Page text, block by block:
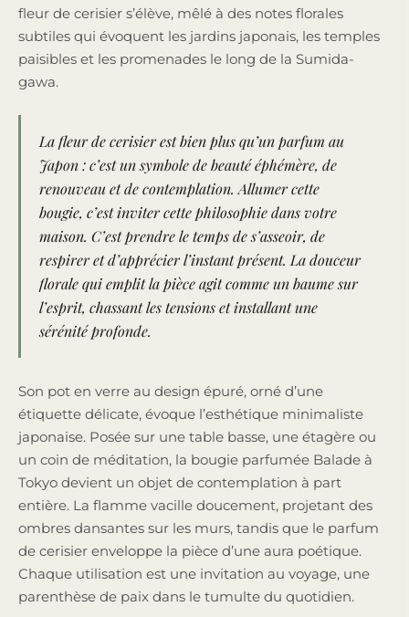
fleur de cerisier s’élève, mêlé à des notes florales
subtiles qui évoquent les jardins japonais, les temples
paisibles et les promenades le long de la Sumida-
gawa.
La fleur de cerisier est bien plus qu’un parfum au
Japon : c’est un symbole de beauté éphémère, de
renouveau et de contemplation. Allumer cette
bougie, c’est inviter cette philosophie dans votre
maison. C’est prendre le temps de s’asseoir, de
respirer et d’apprécier l’instant présent. La douceur
florale qui emplit la pièce agit comme un baume sur
l’esprit, chassant les tensions et installant une
sérénité profonde.
Son pot en verre au design épuré, orné d’une
étiquette délicate, évoque l’esthétique minimaliste
japonaise. Posée sur une table basse, une étagère ou
un coin de méditation, la bougie parfumée Balade à
Tokyo devient un objet de contemplation à part
entière. La flamme vacille doucement, projetant des
ombres dansantes sur les murs, tandis que le parfum
de cerisier enveloppe la pièce d’une aura poétique.
Chaque utilisation est une invitation au voyage, une
parenthèse de paix dans le tumulte du quotidien.